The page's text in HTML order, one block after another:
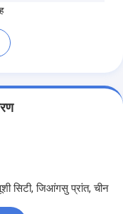
सिटी, जिआंगसु प्रांत, चीन